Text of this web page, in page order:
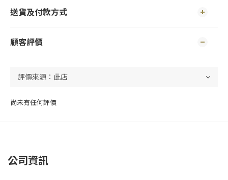
送貨及付款方式
顧客評價
尚未有任何評價
公司資訊